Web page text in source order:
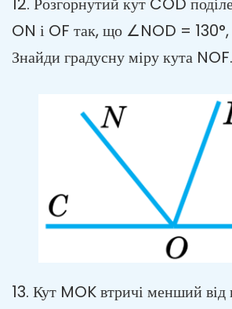
ON і OF так, що ∠NOD =
Знайди градусну міру кута NOF.
13. Кут MOK втричі менший від